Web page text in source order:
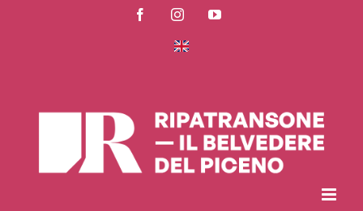
FacebookInstagramYouTube